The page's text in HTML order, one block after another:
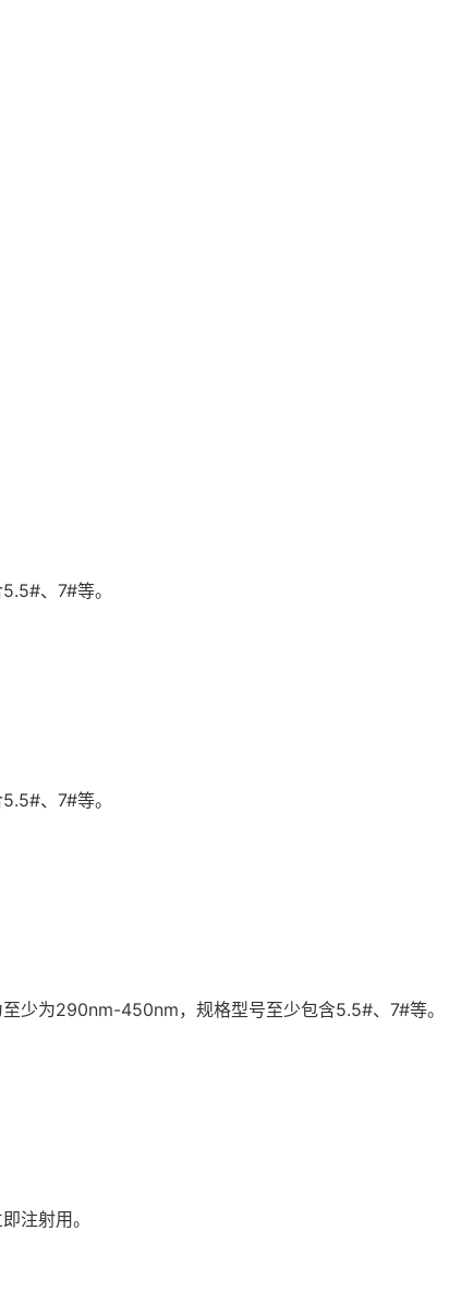
、7#等。
、7#等。
少为290nm-450nm，规格型号至少包含5.5#、7#等。
注射用。